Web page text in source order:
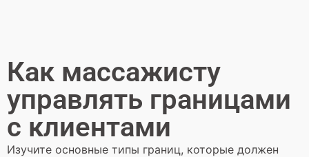
Как массажисту
управлять границами
с клиентами
Изучите основные типы границ, которые должен